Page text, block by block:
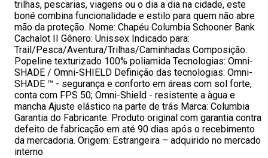
trilhas, pescarias, viagens ou o dia a dia na cidade, este
boné combina funcionalidade e estilo para quem não abre
mão da proteção. Nome: Chapéu Columbia Schooner Bank
Cachalot II Gênero: Unissex Indicado para:
Trail/Pesca/Aventura/Trilhas/Caminhadas Composição:
Popeline texturizado 100% poliamida Tecnologias: Omni-
SHADE / Omni-SHIELD Definição das tecnologias: Omni-
SHADE ™ - segurança e conforto em áreas com sol forte,
conta com FPS 50; Omni-Shield - resistente a àgua e
mancha Ajuste elástico na parte de trás Marca: Columbia
Garantia do Fabricante: Produto original com garantia contra
defeito de fabricação em até 90 dias após o recebimento
da mercadoria. Origem: Estrangeira – adquirido no mercado
interno